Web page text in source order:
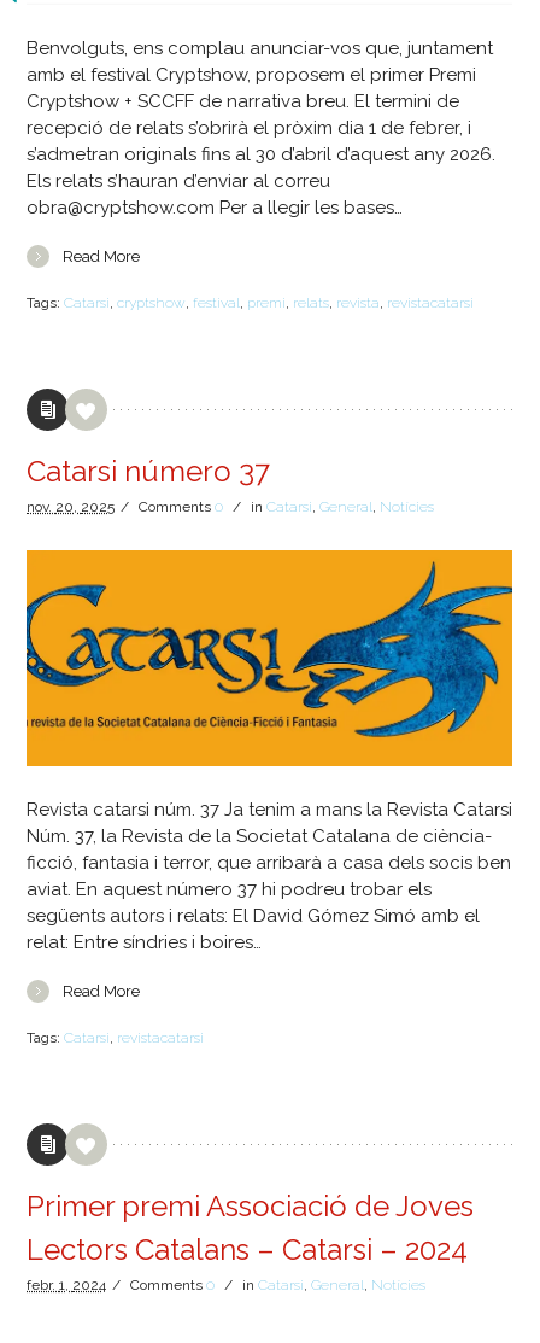
Benvolguts, ens complau anunciar-vos que, juntament
amb el festival Cryptshow, proposem el primer Premi
Cryptshow + SCCFF de narrativa breu. El termini de
recepció de relats s’obrirà el pròxim dia 1 de febrer, i
s’admetran originals fins al 30 d’abril d’aquest any 2026.
Els relats s’hauran d’enviar al correu
obra@cryptshow.com Per a llegir les bases…
Read More
Tags:Catarsi,cryptshow,festival, premi, relats, revista, revistacatarsi
Catarsi número 37
nov. 20, 2025 / Comments0 / inCatarsi,General, Notícies
Revista catarsi núm. 37 Ja tenim a mans la Revista Catarsi
Núm. 37, la Revista de la Societat Catalana de ciència-
ficció, fantasia i terror, que arribarà a casa dels socis ben
aviat. En aquest número 37 hi podreu trobar els
següents autors i relats: El David Gómez Simó amb el
relat: Entre síndries i boires…
Read More
Tags:Catarsi, revistacatarsi
Primer premi Associació de Joves
Lectors Catalans – Catarsi – 2024
febr.1, 2024 / Comments0 / inCatarsi,General, Notícies